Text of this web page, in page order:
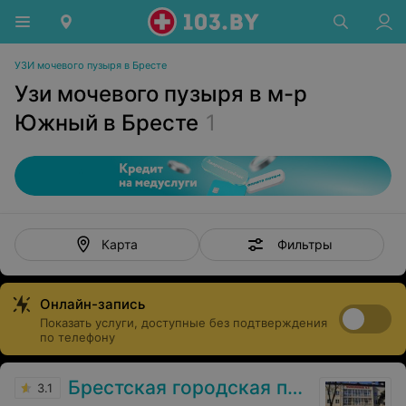
УЗИ мочевого пузыря в Бресте
Узи мочевого пузыря в м-р
Южный в Бресте 1
Карта Фильтры
Онлайн-запись
Показать услуги, доступные без подтверждения
по телефону
3.1 Брестская городская поликлиника №3